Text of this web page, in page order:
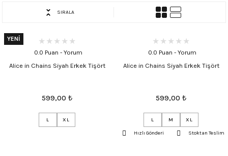
SIRALA
YENİ
0.0 Puan - Yorum
Alice in Chains Siyah Erkek Tişört
599,00 ₺
L XL
0.0 Puan - Yorum
Alice in Chains Siyah Erkek Tişört
599,00 ₺
L M XL
Hızlı Gönderi Stoktan Teslim